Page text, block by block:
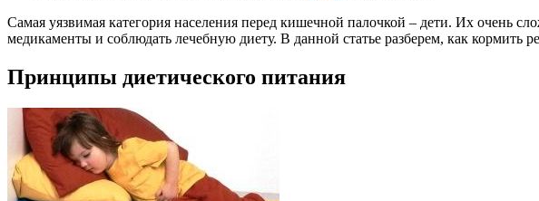
Самая уязвимая категория населения перед кишечной палочкой – дети. Их очень
медикаменты и соблюдать лечебную диету. В данной статье разберем, как кормить
Принципы диетического питания